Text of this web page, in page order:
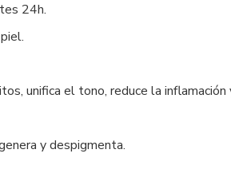
24h.
unifica el tono, reduce la
y despigmenta.